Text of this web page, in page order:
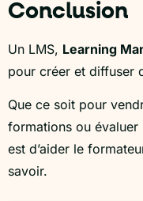
Conclusion
Un LMS, Learning
pour créer et diffuser
Que ce soit pour
formations ou
est d’aider le
savoir.